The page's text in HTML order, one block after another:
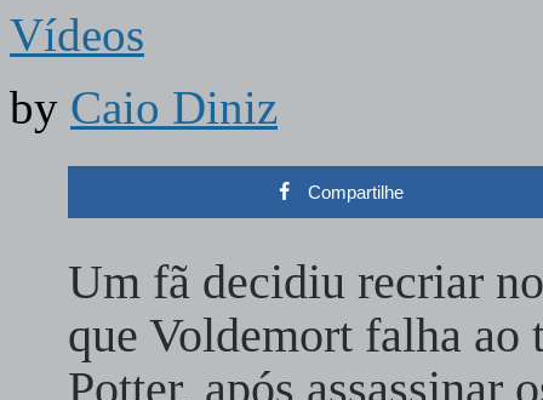
Vídeos
by Caio Diniz
Compartilhe
Um fã decidiu recriar
que Voldemort falha ao
Potter, após assassinar